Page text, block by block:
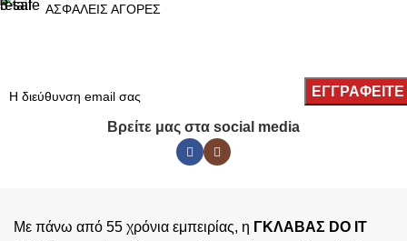
ΑΣΦΑΛΕΙΣ ΑΓΟΡΕΣ
Βρείτε μας στα social media
Με πάνω από 55 χρόνια εμπειρίας, η ΓΚΛΑΒΑΣ DO IT